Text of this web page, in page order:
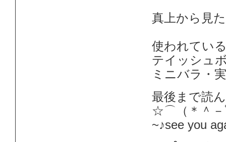
真上から見
使われてい
テイッシュ
ミニバラ・
最後まで読
☆⌒（＊＾－
~♪see you